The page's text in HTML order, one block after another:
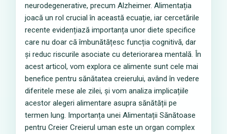
neurodegenerative, precum Alzheimer. Alimentația
joacă un rol crucial în această ecuație, iar cercetările
recente evidențiază importanța unor diete specifice
care nu doar că îmbunătățesc funcția cognitivă, dar
și reduc riscurile asociate cu deteriorarea mentală. În
acest articol, vom explora ce alimente sunt cele mai
benefice pentru sănătatea creierului, având în vedere
diferitele mese ale zilei, și vom analiza implicațiile
acestor alegeri alimentare asupra sănătății pe
termen lung. Importanța unei Alimentații Sănătoase
pentru Creier Creierul uman este un organ complex